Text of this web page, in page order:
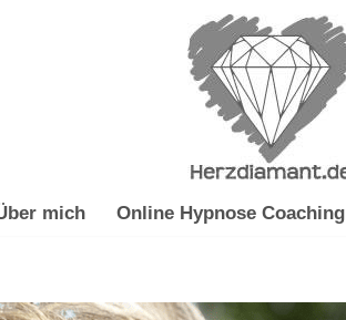
mich Online Hypnose Coaching